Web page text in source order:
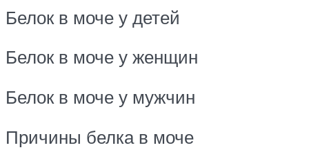
Белок в моче у детей
Белок в моче у женщин
Белок в моче у мужчин
Причины белка в моче